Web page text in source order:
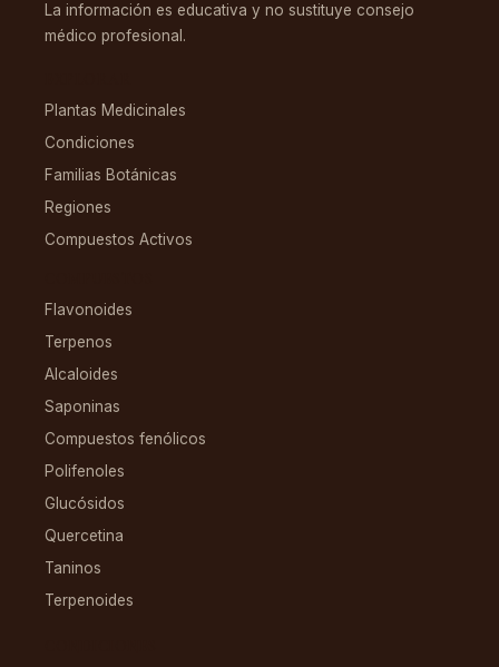
La información es educativa y no sustituye consejo
médico profesional.
Plantas Medicinales
Condiciones
Familias Botánicas
Regiones
Compuestos Activos
Flavonoides
Terpenos
Alcaloides
Saponinas
Compuestos fenólicos
Polifenoles
Glucósidos
Quercetina
Taninos
Terpenoides